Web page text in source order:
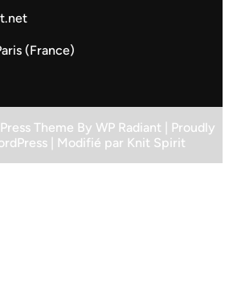
(France)
Theme By WP Radiant | Proudly
| Modifié par Knit Spirit